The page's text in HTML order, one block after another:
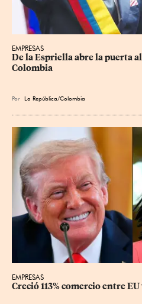
EMPRESAS
De la Espriella abre la puerta
Colombia
Por La República/Colombia
EMPRESAS
Creció 113% comercio entre